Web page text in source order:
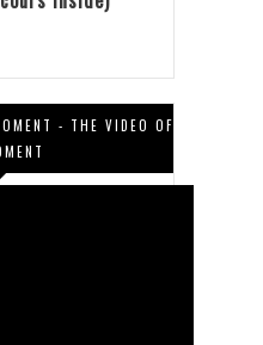
- THE VIDEO OF